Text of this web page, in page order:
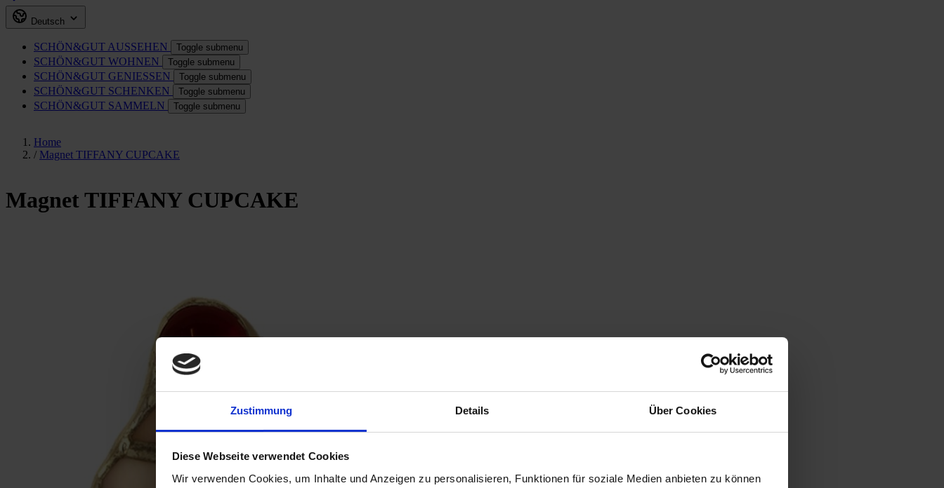
Zustimmung Details Über Cookies
Diese Webseite verwendet Cookies
Wir verwenden Cookies, um Inhalte und Anzeigen zu personalisieren, Funktionen für soziale Medien anbieten zu können
Deutsch
SCHÖN&GUT AUSSEHEN Toggle submenu
SCHÖN&GUT WOHNEN Toggle submenu
SCHÖN&GUT GENIESSEN Toggle submenu
SCHÖN&GUT SCHENKEN Toggle submenu
SCHÖN&GUT SAMMELN Toggle submenu
Home
/ Magnet TIFFANY CUPCAKE
Magnet TIFFANY CUPCAKE